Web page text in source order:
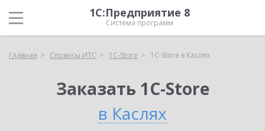
1С:Предприятие 8
Система программ
Главная Сервисы ИТС 1C-Store 1C-Store в Каслях
Заказать 1C-Store
в Каслях